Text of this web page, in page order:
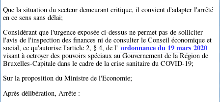
Que la situation du secteur demeurant critique, il convient d'adapter l'arrêté
en ce sens sans délai;
Considérant que l'urgence exposée ci-dessus ne permet pas de solliciter
l'avis de l'inspection des finances ni de consulter le Conseil économique et
social, ce qu'autorise l'article 2, § 4, de l' ordonnance du 19 mars 2020
visant à octroyer des pouvoirs spéciaux au Gouvernement de la Région de
Bruxelles-Capitale dans le cadre de la crise sanitaire du COVID-19;
Sur la proposition du Ministre de l'Economie;
Après délibération, Arrête :